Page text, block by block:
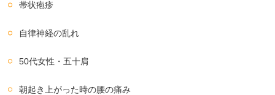
帯状疱疹
自律神経の乱れ
50代女性・五十肩
朝起き上がった時の腰の痛み